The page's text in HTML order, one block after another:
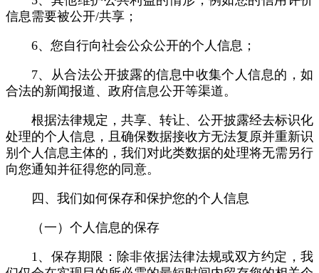
信息需要被公开/共享；
6、您自行向社会公众公开的个人信息；
7、从合法公开披露的信息中收集个人信息的，如
合法的新闻报道、政府信息公开等渠道。
根据法律规定，共享、转让、公开披露经去标识化
处理的个人信息，且确保数据接收方无法复原并重新识
别个人信息主体的，我们对此类数据的处理将无需另行
向您通知并征得您的同意。
四、我们如何保存和保护您的个人信息
（一）个人信息的保存
1、保存期限：除非依据法律法规或双方约定，我